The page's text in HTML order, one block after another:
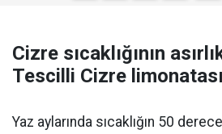
Cizre sıcaklığının
Tescilli Cizre limonatası
Yaz aylarında sıcaklığın 50